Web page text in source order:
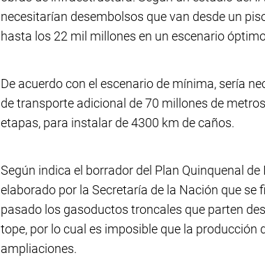
necesitarían desembolsos que van desde un
hasta los 22 mil millones en un escenario
De acuerdo con el escenario de mínima, sería
de transporte adicional de 70 millones de
etapas, para instalar de 4300 km de caños.
Según indica el borrador del Plan Quinquenal
elaborado por la Secretaría de la Nación que se
pasado los gasoductos troncales que parten
tope, por lo cual es imposible que la producción
ampliaciones.